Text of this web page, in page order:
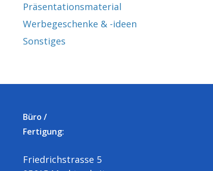
Präsentationsmaterial
Werbegeschenke & -ideen
Sonstiges
Büro /
Fertigung:
Friedrichstrasse 5